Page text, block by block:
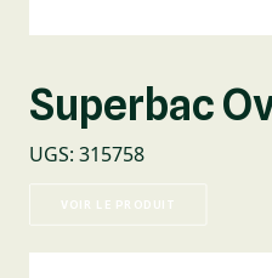
Superbac
UGS: 315758
VOIR LE PRODUIT